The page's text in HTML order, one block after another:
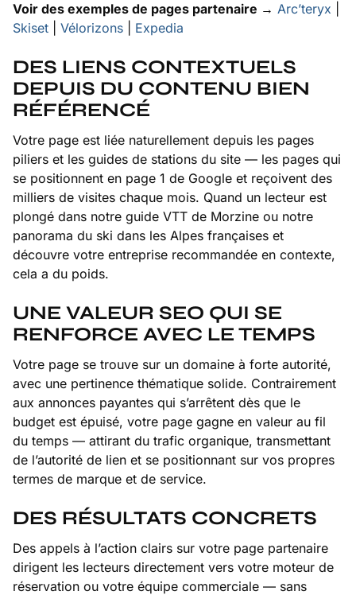
Voir des exemples de pages partenaire → Arc’teryx
Skiset
Vélorizons Expedia
DES LIENS CONTEXTUELS
DEPUIS DU CONTENU BIEN
RÉFÉRENCÉ
Votre page est liée naturellement depuis les pages
piliers et les guides de stations du site — les pages qui
se positionnent en page 1 de Google et reçoivent des
milliers de visites chaque mois. Quand un lecteur est
plongé dans notre guide VTT de Morzine ou notre
panorama du ski dans les Alpes françaises et
découvre votre entreprise recommandée en contexte,
cela a du poids.
UNE VALEUR SEO QUI SE
RENFORCE AVEC LE TEMPS
Votre page se trouve sur un domaine à forte autorité,
avec une pertinence thématique solide. Contrairement
aux annonces payantes qui s’arrêtent dès que le
budget est épuisé, votre page gagne en valeur au fil
du temps — attirant du trafic organique, transmettant
de l’autorité de lien et se positionnant sur vos propres
termes de marque et de service.
DES RÉSULTATS CONCRETS
Des appels à l’action clairs sur votre page partenaire
dirigent les lecteurs directement vers votre moteur de
réservation ou votre équipe commerciale — sans